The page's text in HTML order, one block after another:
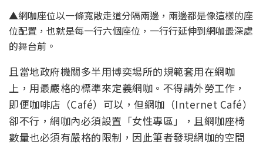
▲網咖座位以一條寬敞走道分隔兩邊，兩邊都是像這樣的座
位配置，也就是每一行六個座位，一行行延伸到網咖最深處
的舞台前。
且當地政府機關多半用博奕場所的規範套用在網咖
上，用最嚴格的標準來定義網咖。不得請外勞工作，
即便咖啡店（Café）可以，但網咖（Internet Café）
卻不行，網咖內必須設置「女性專區」，且網咖座椅
數量也必須有嚴格的限制，因此筆者發現網咖的空間